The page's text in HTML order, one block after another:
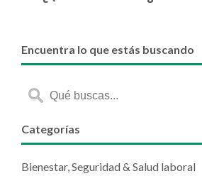
Encuentra lo que estás buscando
Categorías
Bienestar, Seguridad & Salud laboral